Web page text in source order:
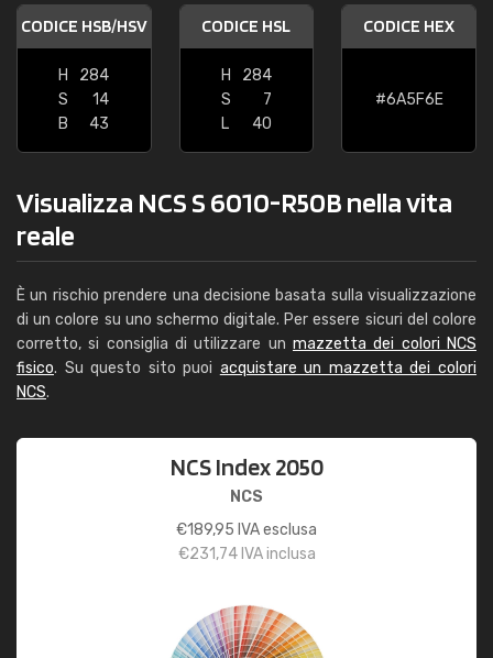
CODICE HSB/HSV
H
284
S
14
B
43
CODICE HSL
H
284
S
7
L
40
CODICE HEX
#6A5F6E
Visualizza NCS S 6010-R50B nella vita
reale
È un rischio prendere una decisione basata sulla visualizzazione
di un colore su uno schermo digitale. Per essere sicuri del colore
corretto, si consiglia di utilizzare un mazzetta dei colori NCS
fisico. Su questo sito puoi acquistare un mazzetta dei colori
NCS.
NCS Index 2050
NCS
€189,95 IVA esclusa
€231,74IVA inclusa